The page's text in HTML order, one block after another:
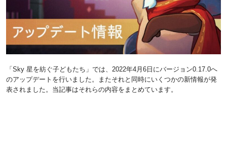
「Sky 星を紡ぐ子どもたち」では、2022年4月6日にバージョン0.17.0へ
のアップデートを行いました。またそれと同時にいくつかの新情報が発
表されました。当記事はそれらの内容をまとめています。